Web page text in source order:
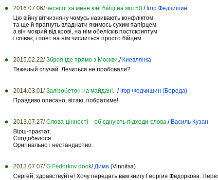
2016.07.06/ чесніші за мене юні бійці на мої 50 / Ігор Федчишин
Цю війну вітчизняну чомусь називають конфліктом
та ще й прагнуть владнати якимось сухим папірцем,
а він мокрий від крові, на нім обелісків постскриптум
і співак, і поет на нім числиться просто бійцем...
2015.02.22/ Зброя їде прямо з Москви./ Киевлянка
Тяжелый случай. Лечиться не пробовали?
2014.03.01/ Залізобетон на майдані. / Ігор Федчишин (Борода)
Правдиво описано, вітаю, побратиме!
2013.07.27/ Слова-цінності – об’єднують підходи-слова./ Василь Кузан
Вірш-трактат.
Сподобалося.
Оригінально і нестандартно.
2013.07.07/ G.Fedorkov dook/Дима (Vinnitsa)
Сергей, здравствуйте! Хочу передать вам книгу Георгия Федоркова.